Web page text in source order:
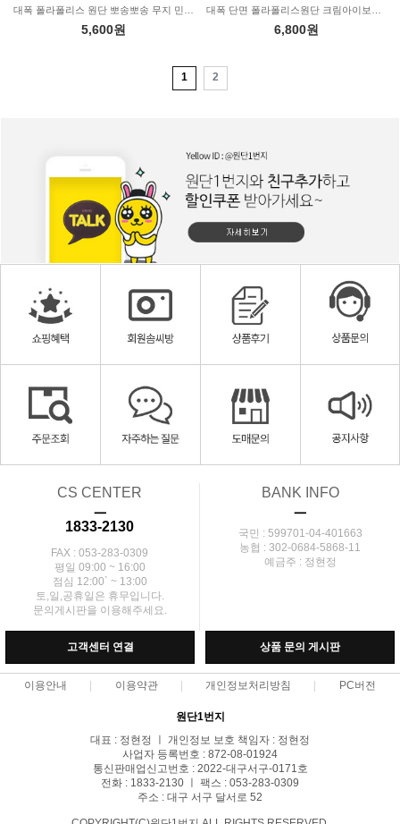
5,600원 6,800원
1 2
CS CENTER
ㅡ
1833-2130
FAX : 053-283-0309
평일 09:00 ~ 16:00
점심 12:00` ~ 13:00
토,일,공휴일은 휴무입니다.
문의게시판을 이용해주세요.
BANK INFO
ㅡ
국민 : 599701-04-401663
농협 : 302-0684-5868-11
예금주 : 정현정
고객센터 연결 상품 문의 게시판
이용안내 이용약관 개인정보처리방침 PC버전
원단1번지
대표 : 정현정 ㅣ 개인정보 보호 책임자 : 정현정
사업자 등록번호 : 872-08-01924
통신판매업신고번호 : 2022-대구서구-0171호
전화 : 1833-2130 ㅣ 팩스 : 053-283-0309
주소 : 대구 서구 달서로 52